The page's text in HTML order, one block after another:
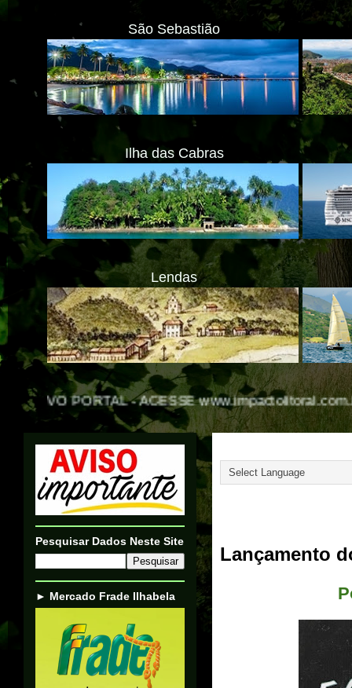
São Sebastião
Ilha das Cabras
Lendas
ACESSE www.impactolitoral.com.br
Lançamento
Pesquisar Dados Neste Site
► Mercado Frade Ilhabela